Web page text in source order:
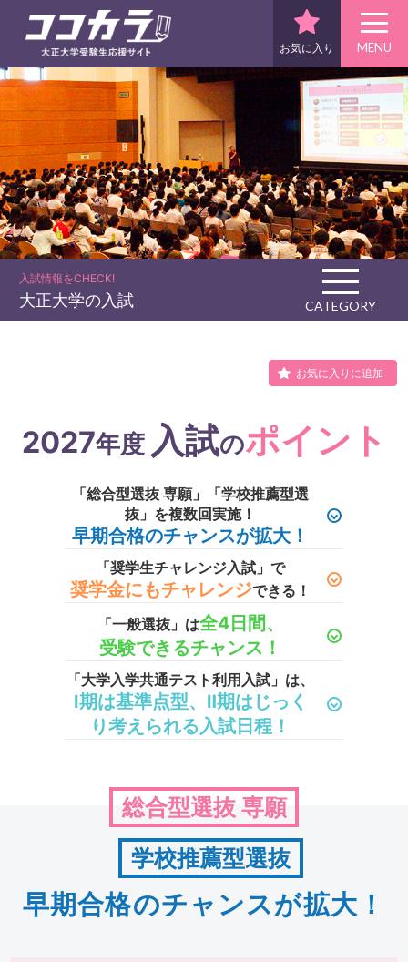
お気に入り MENU
入試情報をCHECK!
大正大学の入試 CATEGORY
お気に入りに追加
2027年度 入試のポイント
「総合型選抜 専願」「学校推薦型選
抜」を複数回実施！
早期合格のチャンスが拡大！
「奨学生チャレンジ入試」で
奨学金にもチャレンジできる！
「一般選抜」は全4日間、
受験できるチャンス！
「大学入学共通テスト利用入試」は、
Ⅰ期は基準点型、Ⅱ期はじっく
り考えられる入試日程！
総合型選抜 専願
学校推薦型選抜
早期合格のチャンスが拡大！